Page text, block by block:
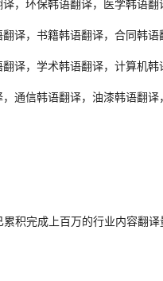
译，环保韩语翻译，医学韩语翻
翻译，书籍韩语翻译，合同 韩语
翻译，学术韩语翻译，计算机韩
，通信韩语翻译，油漆韩语翻译
积完成上百万的行业内容翻译